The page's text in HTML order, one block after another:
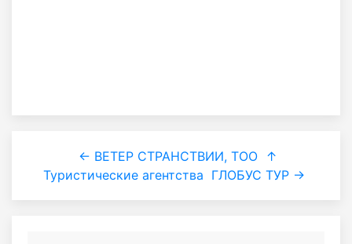
← ВЕТЕР СТРАНСТВИИ, ТОО ↑
Туристические агентства ГЛОБУС ТУР →